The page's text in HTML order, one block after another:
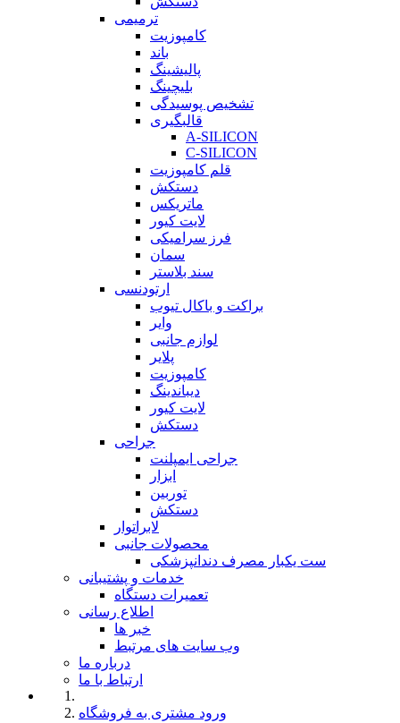
ترمیمی
کامپوزیت
باند
پالیشینگ
بلیچینگ
تشخیص پوسیدگی
قالبگیری
A-SILICON
C-SILICON
قلم کامپوزیت
دستکش
ماتریکس
لایت کیور
فرز سرامیکی
سمان
سند بلاستر
ارتودنسی
براکت و باکال تیوب
وایر
لوازم جانبی
پلایر
کامپوزیت
دیباندینگ
لایت کیور
دستکش
جراحی
جراحی ایمپلنت
ابزار
توربین
دستکش
لابراتوار
محصولات جانبی
ست یکبار مصرف دندانپزشکی
خدمات و پشتیبانی
تعمیرات دستگاه
اطلاع رسانی
خبر ها
وب سایت های مرتبط
درباره ما
ارتباط با ما
ورود مشتری به فروشگاه